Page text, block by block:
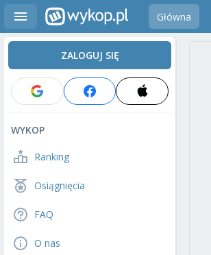
Główna
ZALOGUJ SIĘ
WYKOP
Ranking
Osiągnięcia
FAQ
O nas